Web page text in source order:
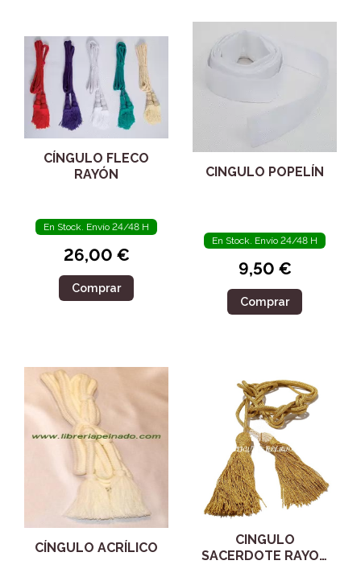
CÍNGULO FLECO
RAYÓN
En Stock. Envío 24/48 H
26,00 €
Comprar
CINGULO POPELÍN
En Stock. Envío 24/48 H
9,50 €
Comprar
CÍNGULO ACRÍLICO
CINGULO
SACERDOTE RAYON